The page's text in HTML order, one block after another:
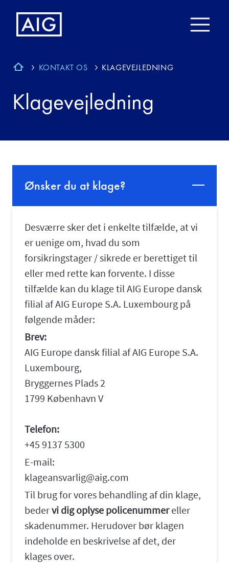
KONTAKT OS KLAGEVEJLEDNING
Klagevejledning
Ønsker du at klage?
Desværre sker det i enkelte tilfælde, at vi
er uenige om, hvad du som
forsikringstager / sikrede er berettiget til
eller med rette kan forvente. I disse
tilfælde kan du klage til AIG Europe dansk
filial af AIG Europe S.A. Luxembourg på
følgende måder:
Brev:
AIG Europe dansk filial af AIG Europe S.A.
Luxembourg,
Bryggernes Plads 2
1799 København V
Telefon:
+45 9137 5300
E-mail:
klageansvarlig@aig.com
Til brug for vores behandling af din klage,
bedervi dig oplyse policenummereller
skadenummer. Herudover bør klagen
indeholde en beskrivelse af det, der
klages over.